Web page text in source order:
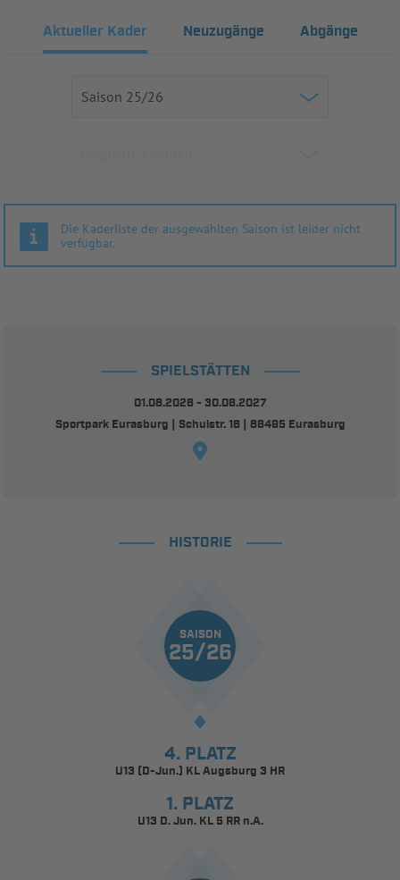
Aktueller Kader Neuzugänge Abgänge
Die Kaderliste der ausgewählten Saison ist leider nicht
verfügbar.
SPIELSTÄTTEN
01.08.2026 - 30.06.2027
Sportpark Eurasburg | Schulstr. 18 | 86495 Eurasburg
HISTORIE
SAISON
25/26
4. PLATZ
U13 (D-Jun.) KL Augsburg 3 HR
1. PLATZ
U13 D. Jun. KL 5 RR n.A.